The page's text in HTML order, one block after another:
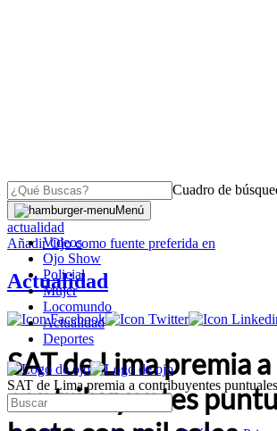
Cuadro de
Menú
Videos
Ojo Show
Policial
Mujer
Locomundo
Actualidad
Deportes
SAT de Lima premia a contribuyentes
OJO
actualidad
AñadirOjocomo fuente preferida en
Actualidad
SAT de Lima premia a
contribuyentes